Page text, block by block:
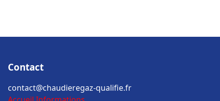
Contact
contact@chaudieregaz-qualifie.fr